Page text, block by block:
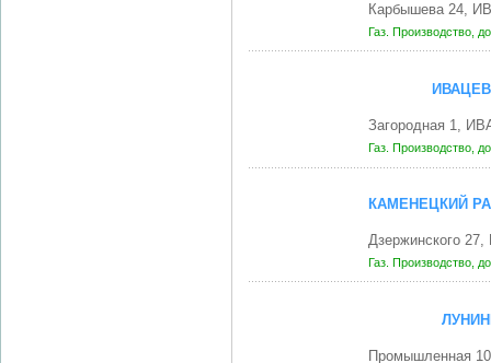
Карбышева 24,
Газ. Производство,
Загородная 1,
Газ. Производство,
КАМЕНЕЦКИЙ
Дзержинского
Газ. Производство,
Промышленная